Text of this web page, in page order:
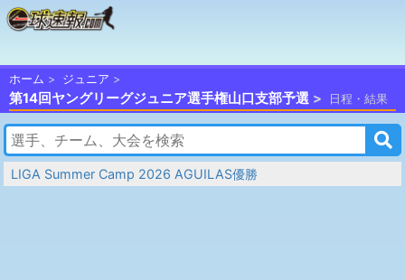
ホーム ジュニア
第14回ヤングリーグジュニア選手権山口支部予選 日程・結果
LIGA Summer Camp 2026 AGUILAS優勝